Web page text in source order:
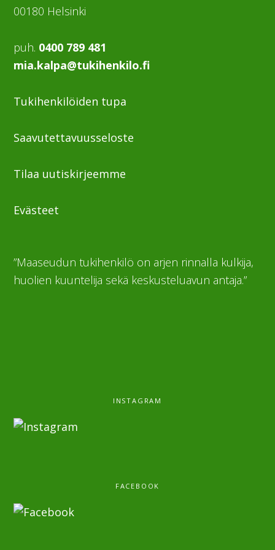
00180 Helsinki
puh. 0400 789 481
mia.kalpa@tukihenkilo.fi
Tukihenkilöiden tupa
Saavutettavuusseloste
Tilaa uutiskirjeemme
Evästeet
”Maaseudun tukihenkilö on arjen rinnalla kulkija,
huolien kuuntelija sekä keskusteluavun antaja.”
INSTAGRAM
FACEBOOK